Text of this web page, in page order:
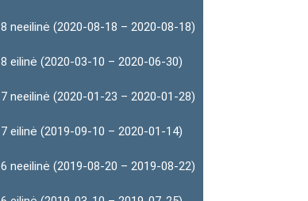
8 neeilinė (2020-08-18 – 2020-08-18)
8 eilinė (2020-03-10 – 2020-06-30)
7 neeilinė (2020-01-23 – 2020-01-28)
7 eilinė (2019-09-10 – 2020-01-14)
6 neeilinė (2019-08-20 – 2019-08-22)